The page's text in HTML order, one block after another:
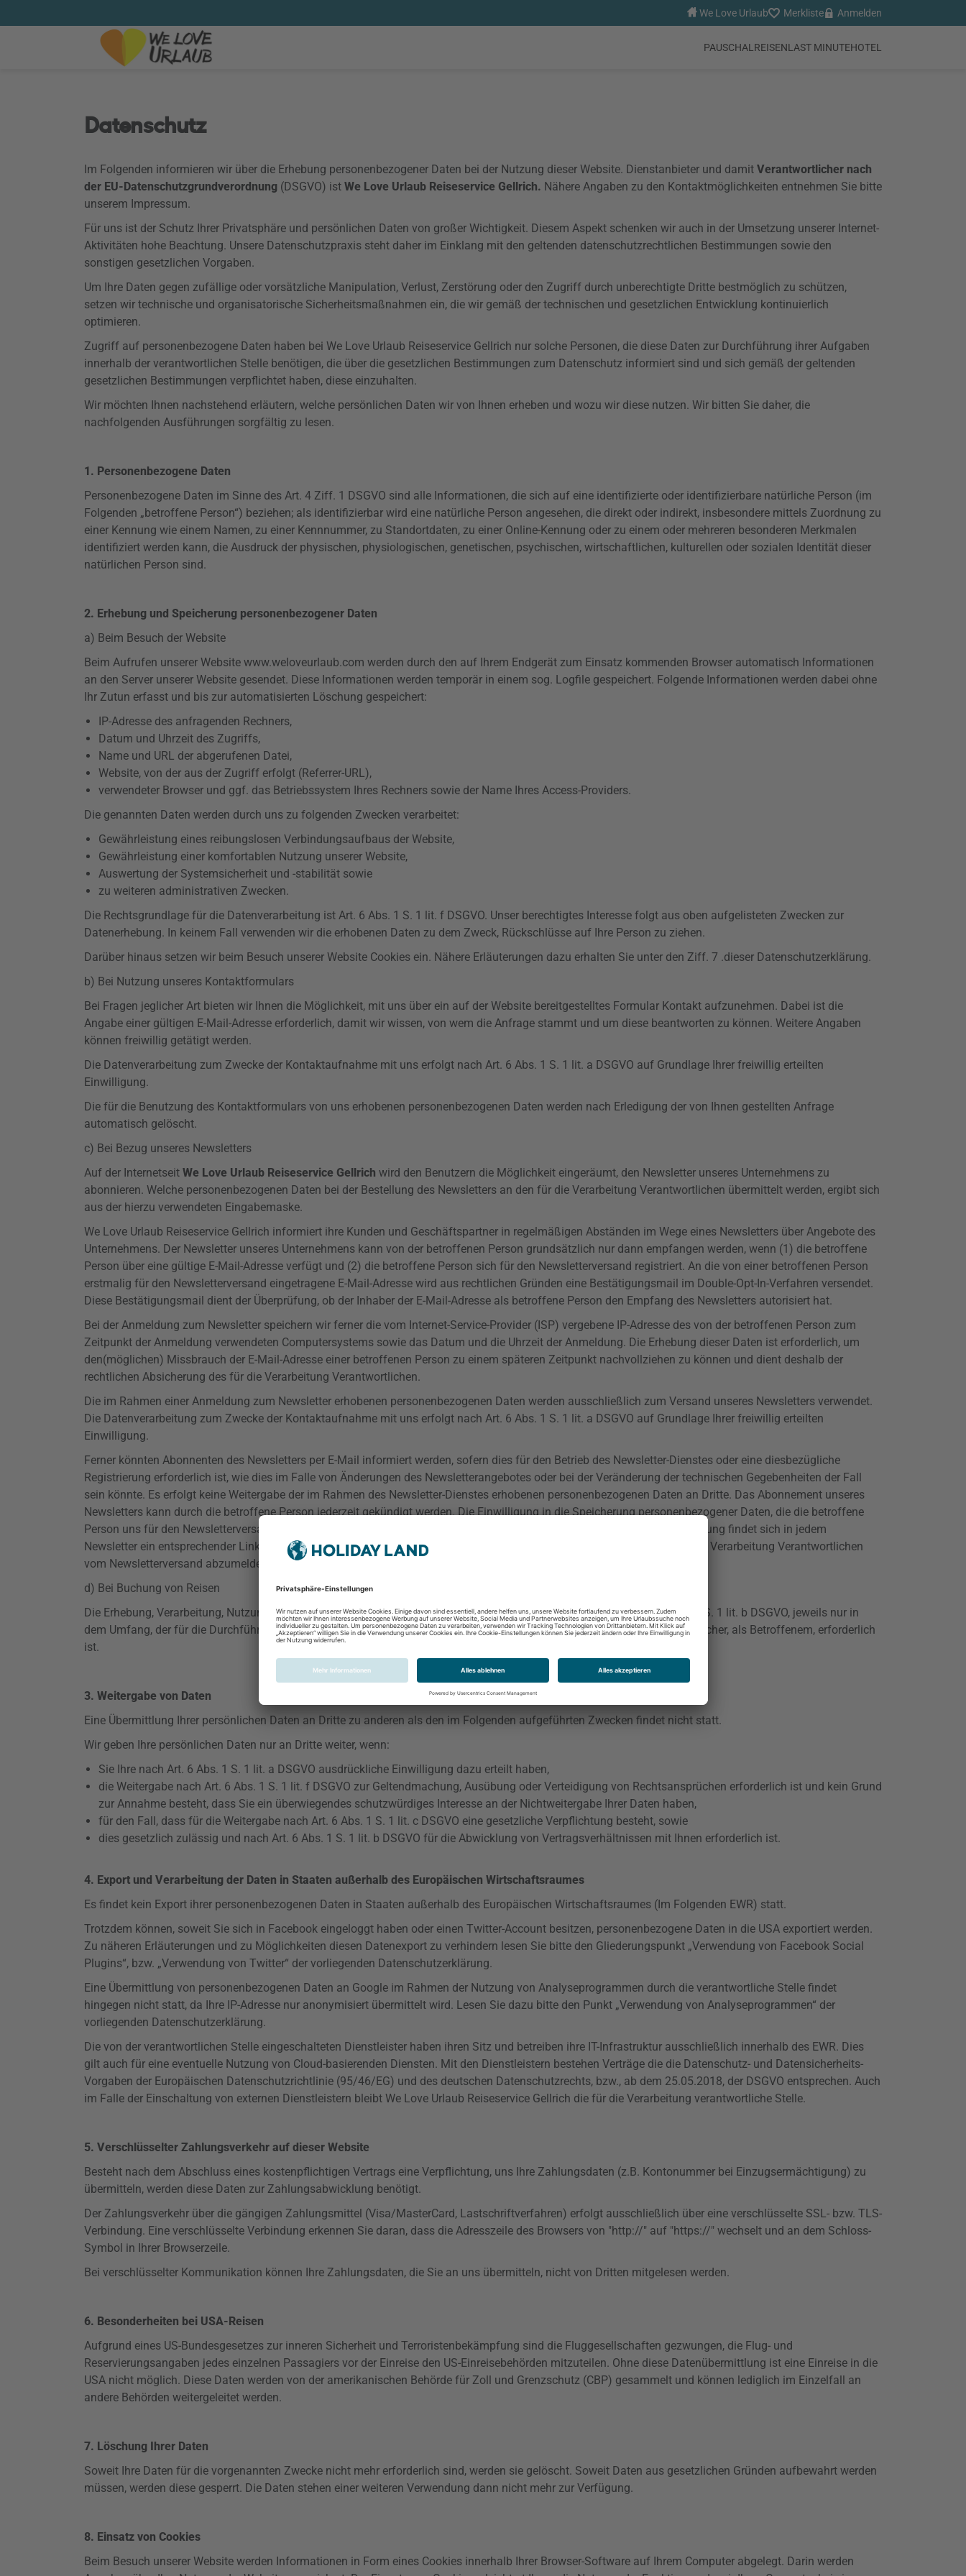
We Love Urlaub Merkliste Anmelden
PAUSCHALREISENLAST MINUTEHOTEL
Datenschutz
Im Folgenden informieren wir über die Erhebung personenbezogener Daten bei der Nutzung dieser Website. Dienstanbieter und damit Verantwortlicher nach
der EU-Datenschutzgrundverordnung (DSGVO) ist We Love Urlaub Reiseservice Gellrich. Nähere Angaben zu den Kontaktmöglichkeiten entnehmen Sie bitte
unserem Impressum.
Für uns ist der Schutz Ihrer Privatsphäre und persönlichen Daten von großer Wichtigkeit. Diesem Aspekt schenken wir auch in der Umsetzung unserer Internet-
Aktivitäten hohe Beachtung. Unsere Datenschutzpraxis steht daher im Einklang mit den geltenden datenschutzrechtlichen Bestimmungen sowie den
sonstigen gesetzlichen Vorgaben.
Um Ihre Daten gegen zufällige oder vorsätzliche Manipulation, Verlust, Zerstörung oder den Zugriff durch unberechtigte Dritte bestmöglich zu schützen,
setzen wir technische und organisatorische Sicherheitsmaßnahmen ein, die wir gemäß der technischen und gesetzlichen Entwicklung kontinuierlich
optimieren.
Zugriff auf personenbezogene Daten haben bei We Love Urlaub Reiseservice Gellrich nur solche Personen, die diese Daten zur Durchführung ihrer Aufgaben
innerhalb der verantwortlichen Stelle benötigen, die über die gesetzlichen Bestimmungen zum Datenschutz informiert sind und sich gemäß der geltenden
gesetzlichen Bestimmungen verpflichtet haben, diese einzuhalten.
Wir möchten Ihnen nachstehend erläutern, welche persönlichen Daten wir von Ihnen erheben und wozu wir diese nutzen. Wir bitten Sie daher, die
nachfolgenden Ausführungen sorgfältig zu lesen.
1. Personenbezogene Daten
Personenbezogene Daten im Sinne des Art. 4 Ziff. 1 DSGVO sind alle Informationen, die sich auf eine identifizierte oder identifizierbare natürliche Person (im
Folgenden „betroffene Person“) beziehen; als identifizierbar wird eine natürliche Person angesehen, die direkt oder indirekt, insbesondere mittels Zuordnung zu
einer Kennung wie einem Namen, zu einer Kennnummer, zu Standortdaten, zu einer Online-Kennung oder zu einem oder mehreren besonderen Merkmalen
identifiziert werden kann, die Ausdruck der physischen, physiologischen, genetischen, psychischen, wirtschaftlichen, kulturellen oder sozialen Identität dieser
natürlichen Person sind.
2. Erhebung und Speicherung personenbezogener Daten
a) Beim Besuch der Website
Beim Aufrufen unserer Website www.weloveurlaub.com werden durch den auf Ihrem Endgerät zum Einsatz kommenden Browser automatisch Informationen
an den Server unserer Website gesendet. Diese Informationen werden temporär in einem sog. Logfile gespeichert. Folgende Informationen werden dabei ohne
Ihr Zutun erfasst und bis zur automatisierten Löschung gespeichert:
IP-Adresse des anfragenden Rechners,
Datum und Uhrzeit des Zugriffs,
Name und URL der abgerufenen Datei,
Website, von der aus der Zugriff erfolgt (Referrer-URL),
verwendeter Browser und ggf. das Betriebssystem Ihres Rechners sowie der Name Ihres Access-Providers.
Die genannten Daten werden durch uns zu folgenden Zwecken verarbeitet:
Gewährleistung eines reibungslosen Verbindungsaufbaus der Website,
Gewährleistung einer komfortablen Nutzung unserer Website,
Auswertung der Systemsicherheit und -stabilität sowie
zu weiteren administrativen Zwecken.
Die Rechtsgrundlage für die Datenverarbeitung ist Art. 6 Abs. 1 S. 1 lit. f DSGVO. Unser berechtigtes Interesse folgt aus oben aufgelisteten Zwecken zur
Datenerhebung. In keinem Fall verwenden wir die erhobenen Daten zu dem Zweck, Rückschlüsse auf Ihre Person zu ziehen.
Darüber hinaus setzen wir beim Besuch unserer Website Cookies ein. Nähere Erläuterungen dazu erhalten Sie unter den Ziff. 7 .dieser Datenschutzerklärung.
b) Bei Nutzung unseres Kontaktformulars
Bei Fragen jeglicher Art bieten wir Ihnen die Möglichkeit, mit uns über ein auf der Website bereitgestelltes Formular Kontakt aufzunehmen. Dabei ist die
Angabe einer gültigen E-Mail-Adresse erforderlich, damit wir wissen, von wem die Anfrage stammt und um diese beantworten zu können. Weitere Angaben
können freiwillig getätigt werden.
Die Datenverarbeitung zum Zwecke der Kontaktaufnahme mit uns erfolgt nach Art. 6 Abs. 1 S. 1 lit. a DSGVO auf Grundlage Ihrer freiwillig erteilten
Einwilligung.
Die für die Benutzung des Kontaktformulars von uns erhobenen personenbezogenen Daten werden nach Erledigung der von Ihnen gestellten Anfrage
automatisch gelöscht.
c) Bei Bezug unseres Newsletters
Auf der Internetseit We Love Urlaub Reiseservice Gellrich wird den Benutzern die Möglichkeit eingeräumt, den Newsletter unseres Unternehmens zu
abonnieren. Welche personenbezogenen Daten bei der Bestellung des Newsletters an den für die Verarbeitung Verantwortlichen übermittelt werden, ergibt sich
aus der hierzu verwendeten Eingabemaske.
We Love Urlaub Reiseservice Gellrich informiert ihre Kunden und Geschäftspartner in regelmäßigen Abständen im Wege eines Newsletters über Angebote des
Unternehmens. Der Newsletter unseres Unternehmens kann von der betroffenen Person grundsätzlich nur dann empfangen werden, wenn (1) die betroffene
Person über eine gültige E-Mail-Adresse verfügt und (2) die betroffene Person sich für den Newsletterversand registriert. An die von einer betroffenen Person
erstmalig für den Newsletterversand eingetragene E-Mail-Adresse wird aus rechtlichen Gründen eine Bestätigungsmail im Double-Opt-In-Verfahren versendet.
Diese Bestätigungsmail dient der Überprüfung, ob der Inhaber der E-Mail-Adresse als betroffene Person den Empfang des Newsletters autorisiert hat.
Bei der Anmeldung zum Newsletter speichern wir ferner die vom Internet-Service-Provider (ISP) vergebene IP-Adresse des von der betroffenen Person zum
Zeitpunkt der Anmeldung verwendeten Computersystems sowie das Datum und die Uhrzeit der Anmeldung. Die Erhebung dieser Daten ist erforderlich, um
den(möglichen) Missbrauch der E-Mail-Adresse einer betroffenen Person zu einem späteren Zeitpunkt nachvollziehen zu können und dient deshalb der
rechtlichen Absicherung des für die Verarbeitung Verantwortlichen.
Die im Rahmen einer Anmeldung zum Newsletter erhobenen personenbezogenen Daten werden ausschließlich zum Versand unseres Newsletters verwendet.
Die Datenverarbeitung zum Zwecke der Kontaktaufnahme mit uns erfolgt nach Art. 6 Abs. 1 S. 1 lit. a DSGVO auf Grundlage Ihrer freiwillig erteilten
Einwilligung.
Ferner könnten Abonnenten des Newsletters per E-Mail informiert werden, sofern dies für den Betrieb des Newsletter-Dienstes oder eine diesbezügliche
Registrierung erforderlich ist, wie dies im Falle von Änderungen des Newsletterangebotes oder bei der Veränderung der technischen Gegebenheiten der Fall
sein könnte. Es erfolgt keine Weitergabe der im Rahmen des Newsletter-Dienstes erhobenen personenbezogenen Daten an Dritte. Das Abonnement unseres
Newsletters kann durch die betroffene Person jederzeit gekündigt werden. Die Einwilligung in die Speicherung personenbezogener Daten, die die betroffene
Person uns für den Newsletterversand erteilt hat, kann jederzeit widerrufen werden. Zum Zwecke des Widerrufs der Einwilligung findet sich in jedem
Newsletter ein entsprechender Link. Ferner besteht die Möglichkeit, sich jederzeit auch direkt auf der Internetseite des für die Verarbeitung Verantwortlichen
vom Newsletterversand abzumelden oder dies dem für die Verarbeitung Verantwortlichen auf andere Weise mitzuteilen
d) Bei Buchung von Reisen
Die Erhebung, Verarbeitung, Nutzung und Übermittlung der erhobenen personenbezogenen Daten erfolgt nach Art 6. Abs. 1 S. 1 lit. b DSGVO, jeweils nur in
dem Umfang, der für die Durchführung eines Vertragsverhältnisses zwischen uns, als verantwortlicher Stelle, und dem Besucher, als Betroffenem, erforderlich
ist.
3. Weitergabe von Daten
Eine Übermittlung Ihrer persönlichen Daten an Dritte zu anderen als den im Folgenden aufgeführten Zwecken findet nicht statt.
Wir geben Ihre persönlichen Daten nur an Dritte weiter, wenn:
Sie Ihre nach Art. 6 Abs. 1 S. 1 lit. a DSGVO ausdrückliche Einwilligung dazu erteilt haben,
die Weitergabe nach Art. 6 Abs. 1 S. 1 lit. f DSGVO zur Geltendmachung, Ausübung oder Verteidigung von Rechtsansprüchen erforderlich ist und kein Grund
zur Annahme besteht, dass Sie ein überwiegendes schutzwürdiges Interesse an der Nichtweitergabe Ihrer Daten haben,
für den Fall, dass für die Weitergabe nach Art. 6 Abs. 1 S. 1 lit. c DSGVO eine gesetzliche Verpflichtung besteht, sowie
dies gesetzlich zulässig und nach Art. 6 Abs. 1 S. 1 lit. b DSGVO für die Abwicklung von Vertragsverhältnissen mit Ihnen erforderlich ist.
4. Export und Verarbeitung der Daten in Staaten außerhalb des Europäischen Wirtschaftsraumes
Es findet kein Export ihrer personenbezogenen Daten in Staaten außerhalb des Europäischen Wirtschaftsraumes (Im Folgenden EWR) statt.
Trotzdem können, soweit Sie sich in Facebook eingeloggt haben oder einen Twitter-Account besitzen, personenbezogene Daten in die USA exportiert werden.
Zu näheren Erläuterungen und zu Möglichkeiten diesen Datenexport zu verhindern lesen Sie bitte den Gliederungspunkt „Verwendung von Facebook Social
Plugins“, bzw. „Verwendung von Twitter“ der vorliegenden Datenschutzerklärung.
Eine Übermittlung von personenbezogenen Daten an Google im Rahmen der Nutzung von Analyseprogrammen durch die verantwortliche Stelle findet
hingegen nicht statt, da Ihre IP-Adresse nur anonymisiert übermittelt wird. Lesen Sie dazu bitte den Punkt „Verwendung von Analyseprogrammen“ der
vorliegenden Datenschutzerklärung.
Die von der verantwortlichen Stelle eingeschalteten Dienstleister haben ihren Sitz und betreiben ihre IT-Infrastruktur ausschließlich innerhalb des EWR. Dies
gilt auch für eine eventuelle Nutzung von Cloud-basierenden Diensten. Mit den Dienstleistern bestehen Verträge die die Datenschutz- und Datensicherheits-
Vorgaben der Europäischen Datenschutzrichtlinie (95/46/EG) und des deutschen Datenschutzrechts, bzw., ab dem 25.05.2018, der DSGVO entsprechen. Auch
im Falle der Einschaltung von externen Dienstleistern bleibt We Love Urlaub Reiseservice Gellrich die für die Verarbeitung verantwortliche Stelle.
5. Verschlüsselter Zahlungsverkehr auf dieser Website
Besteht nach dem Abschluss eines kostenpflichtigen Vertrags eine Verpflichtung, uns Ihre Zahlungsdaten (z.B. Kontonummer bei Einzugsermächtigung) zu
übermitteln, werden diese Daten zur Zahlungsabwicklung benötigt.
Der Zahlungsverkehr über die gängigen Zahlungsmittel (Visa/MasterCard, Lastschriftverfahren) erfolgt ausschließlich über eine verschlüsselte SSL- bzw. TLS-
Verbindung. Eine verschlüsselte Verbindung erkennen Sie daran, dass die Adresszeile des Browsers von "http://" auf "https://" wechselt und an dem Schloss-
Symbol in Ihrer Browserzeile.
Bei verschlüsselter Kommunikation können Ihre Zahlungsdaten, die Sie an uns übermitteln, nicht von Dritten mitgelesen werden.
6. Besonderheiten bei USA-Reisen
Aufgrund eines US-Bundesgesetzes zur inneren Sicherheit und Terroristenbekämpfung sind die Fluggesellschaften gezwungen, die Flug- und
Reservierungsangaben jedes einzelnen Passagiers vor der Einreise den US-Einreisebehörden mitzuteilen. Ohne diese Datenübermittlung ist eine Einreise in die
USA nicht möglich. Diese Daten werden von der amerikanischen Behörde für Zoll und Grenzschutz (CBP) gesammelt und können lediglich im Einzelfall an
andere Behörden weitergeleitet werden.
7. Löschung Ihrer Daten
Soweit Ihre Daten für die vorgenannten Zwecke nicht mehr erforderlich sind, werden sie gelöscht. Soweit Daten aus gesetzlichen Gründen aufbewahrt werden
müssen, werden diese gesperrt. Die Daten stehen einer weiteren Verwendung dann nicht mehr zur Verfügung.
8. Einsatz von Cookies
Beim Besuch unserer Website werden Informationen in Form eines Cookies innerhalb Ihrer Browser-Software auf Ihrem Computer abgelegt. Darin werden